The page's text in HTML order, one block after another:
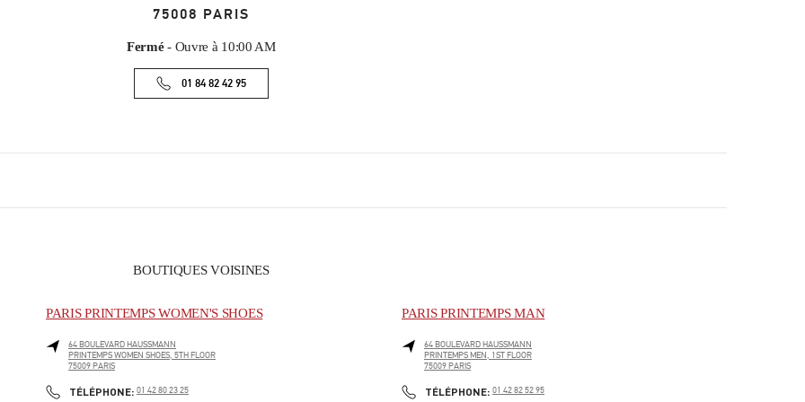
75008 PARIS
Fermé- Ouvre à 10:00 AM
01 84 82 42 95
BOUTIQUES VOISINES
PARIS PRINTEMPS WOMEN'S SHOES
64 BOULEVARD HAUSSMANN
PRINTEMPS WOMEN SHOES, 5TH FLOOR
75009PARIS
TÉLÉPHONE: PHONE
01 42 80 23 25
PARIS PRINTEMPS MAN
64 BOULEVARD HAUSSMANN
PRINTEMPS MEN, 1ST FLOOR
75009PARIS
TÉLÉPHONE: PHONE
01 42 82 52 95